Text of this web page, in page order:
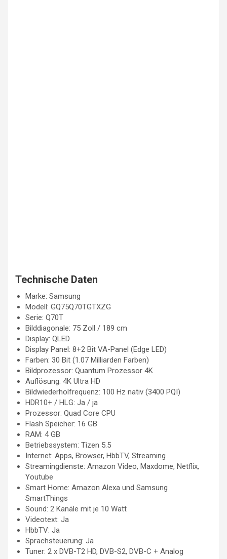
Technische Daten
Marke: Samsung
Modell: GQ75Q70TGTXZG
Serie: Q70T
Bilddiagonale: 75 Zoll / 189 cm
Display: QLED
Display Panel: 8+2 Bit VA-Panel (Edge LED)
Farben: 30 Bit (1.07 Milliarden Farben)
Bildprozessor: Quantum Prozessor 4K
Auflösung: 4K Ultra HD
Bildwiederholfrequenz: 100 Hz nativ (3400 PQI)
HDR10+ / HLG: Ja / ja
Prozessor: Quad Core CPU
Flash Speicher: 16 GB
RAM: 4 GB
Betriebssystem: Tizen 5.5
Internet: Apps, Browser, HbbTV, Streaming
Streamingdienste: Amazon Video, Maxdome, Netflix,
Youtube
Smart Home: Amazon Alexa und Samsung
SmartThings
Sound: 2 Kanäle mit je 10 Watt
Videotext: Ja
HbbTV: Ja
Sprachsteuerung: Ja
Tuner: 2 x DVB-T2 HD, DVB-S2, DVB-C + Analog